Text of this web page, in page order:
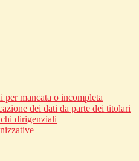
per mancata o incompleta
dei dati da parte dei titolari
dirigenziali